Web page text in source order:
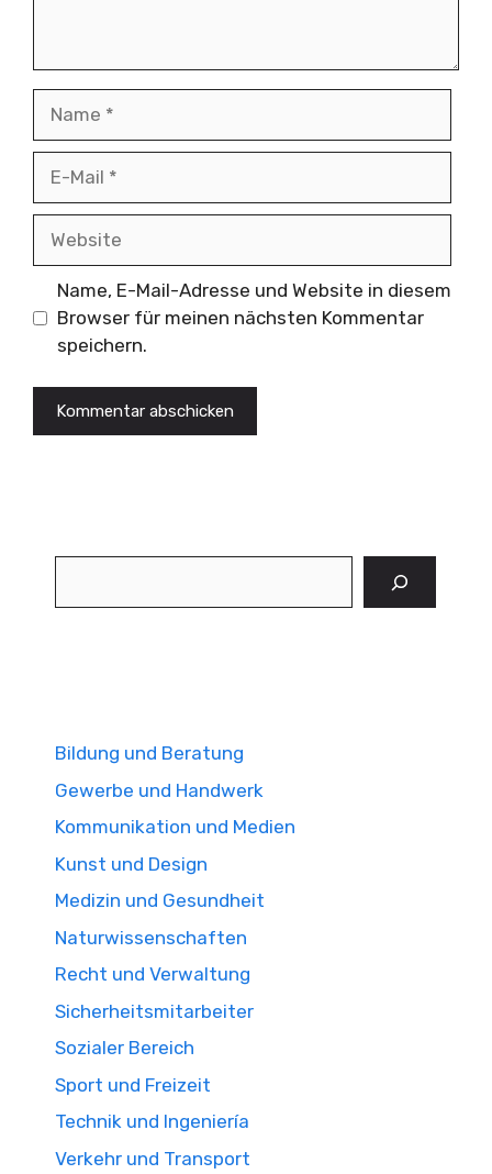
Mail
Name, E-Mail-Adresse und Website in diesem
Browser für meinen nächsten Kommentar
speichern.
Bildung und Beratung
Gewerbe und Handwerk
Kommunikation und Medien
Kunst und Design
Medizin und Gesundheit
Naturwissenschaften
Recht und Verwaltung
Sicherheitsmitarbeiter
Sozialer Bereich
Sport und Freizeit
Technik und Ingeniería
Verkehr und Transport